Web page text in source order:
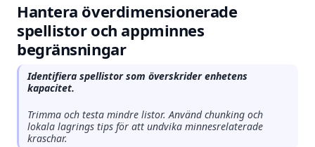
Hantera överdimensionerade
spellistor och appminnes
begränsningar
Identifiera spellistor som överskrider enhetens
kapacitet.
Trimma och testa mindre listor. Använd chunking och
lokala lagrings tips för att undvika minnesrelaterade
kraschar.